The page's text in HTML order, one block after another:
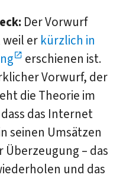
Der Vorwurf
er kürzlich in
erschienen ist.
Vorwurf, der
die Theorie im
das Internet
seinen Umsätzen
– das
und das